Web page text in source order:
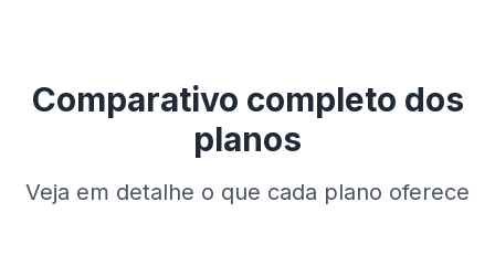
Comparativo completo dos
planos
Veja em detalhe o que cada plano oferece